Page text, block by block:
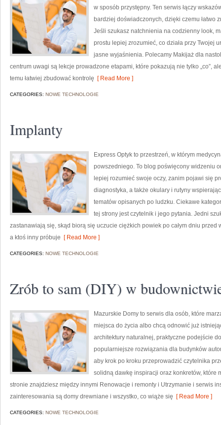
w sposób przystępny. Ten serwis łączy
bardziej doświadczonych, dzięki czemu łatwo
Jeśli szukasz natchnienia na codzienny look,
prostu lepiej zrozumieć, co działa przy Twojej
jasne wyjaśnienia. Polecamy Makijaż dla
centrum uwagi są lekcje prowadzone etapami, które pokazują nie tylko „co”,
temu łatwiej zbudować kontrolę [ Read More ]
CATEGORIES: NOWE TECHNOLOGIE
Implanty
Express Optyk to przestrzeń, w którym
powszedniego. To blog poświęcony widzeniu
lepiej rozumieć swoje oczy, zanim pojawi się
diagnostyka, a także okulary i rutyny
tematów opisanych po ludzku. Ciekawe
tej strony jest czytelnik i jego pytania. Jedni
zastanawiają się, skąd biorą się uczucie ciężkich powiek po całym dniu przed
a ktoś inny próbuje [ Read More ]
CATEGORIES: NOWE TECHNOLOGIE
Zrób to sam (DIY) w
Mazurskie Domy to serwis dla osób, które
miejsca do życia albo chcą odnowić już
architektury naturalnej, praktyczne podejście
popularniejsze rozwiązania dla budynków
aby krok po kroku przeprowadzić czytelnika
solidną dawkę inspiracji oraz konkretów, które
stronie znajdziesz między innymi Renowacje i remonty i Utrzymanie i serwis
zainteresowania są domy drewniane i wszystko, co wiąże się [ Read More ]
CATEGORIES: NOWE TECHNOLOGIE